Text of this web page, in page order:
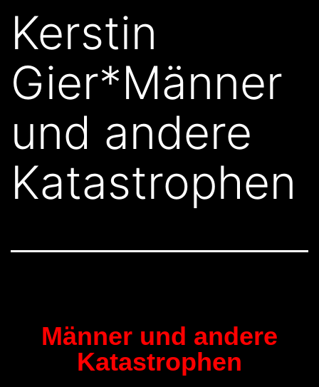
Kerstin
Gier*Männer
und andere
Katastrophen
Männer und andere
Katastrophen